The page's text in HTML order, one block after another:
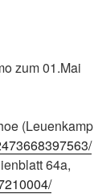
zum 01.Mai
(Leuenkamp
64a,